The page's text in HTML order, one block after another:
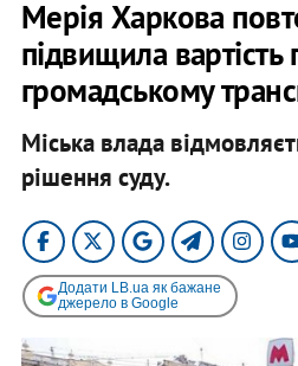
Мерія Харкова
підвищила вартість
громадському
Міська влада
рішення суду.
Додати LB.ua як бажане
джерело в Google